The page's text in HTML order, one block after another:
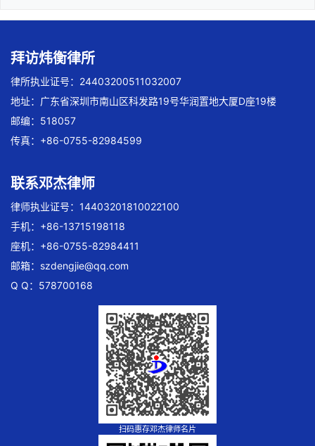
拜访炜衡律所
律所执业证号：24403200511032007
地址：广东省深圳市南山区科发路19号华润置地大厦D座19楼
邮编：518057
传真：+86-0755-82984599
联系邓杰律师
律师执业证号：14403201810022100
手机：+86-13715198118
座机：+86-0755-82984411
邮箱： szdengjie@qq.com
Q Q：578700168
扫码惠存邓杰律师名片